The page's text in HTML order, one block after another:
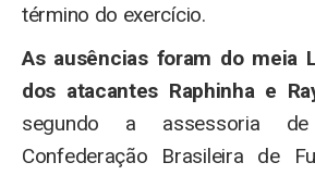
término do exercício.
As ausências foram do meia
dos atacantes Raphinha e
segundo a assessoria
Confederação Brasileira de